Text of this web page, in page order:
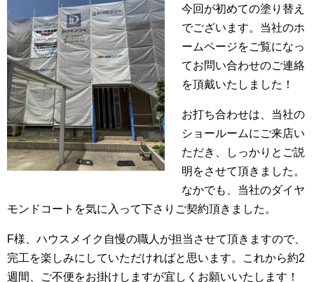
今回が初めての塗り替え
でございます。当社のホ
ームページをご覧になっ
てお問い合わせのご連絡
を頂戴いたしました！
お打ち合わせは、当社の
ショールームにご来店い
ただき、しっかりとご説
明をさせて頂きました。
なかでも、当社のダイヤ
モンドコートを気に入って下さりご契約頂きました。
F様、ハウスメイク自慢の職人が担当させて頂きますので、
完工を楽しみにしていただければと思います。これから約2
週間、ご不便をお掛けしますが宜しくお願いいたします！